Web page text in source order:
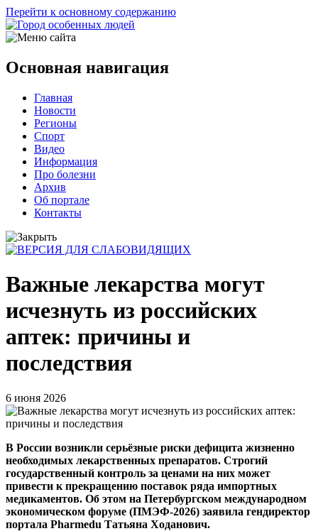
Перейти к основному содержанию
Основная навигация
Главная
Новости
Регионы
Спорт
Видео
Информация
Про болезни
Архив
Об портале
Контакты
Важные лекарства могут
исчезнуть из российских
аптек: причины и
последствия
6 июня 2026
В России возникли серьёзные риски дефицита жизненно
необходимых лекарственных препаратов. Строгий
государственный контроль за ценами на них может
привести к прекращению поставок ряда импортных
медикаментов. Об этом на Петербургском международном
экономическом форуме (ПМЭФ-2026) заявила гендиректор
портала Pharmedu Татьяна Ходанович.